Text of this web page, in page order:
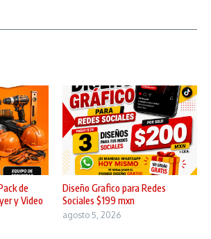
de
y Video
Diseño Grafico para Redes
Sociales $199 mxn
agosto 5, 2026